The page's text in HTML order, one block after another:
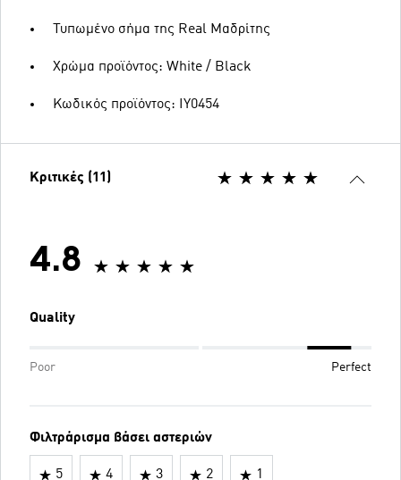
Τυπωμένο σήμα της Real Μαδρίτης
Χρώμα προϊόντος: White / Black
Κωδικός προϊόντος: IY0454
Κριτικές (11)
4.8
Quality
Poor Perfect
Φιλτράρισμα βάσει αστεριών
5 4 3 2 1